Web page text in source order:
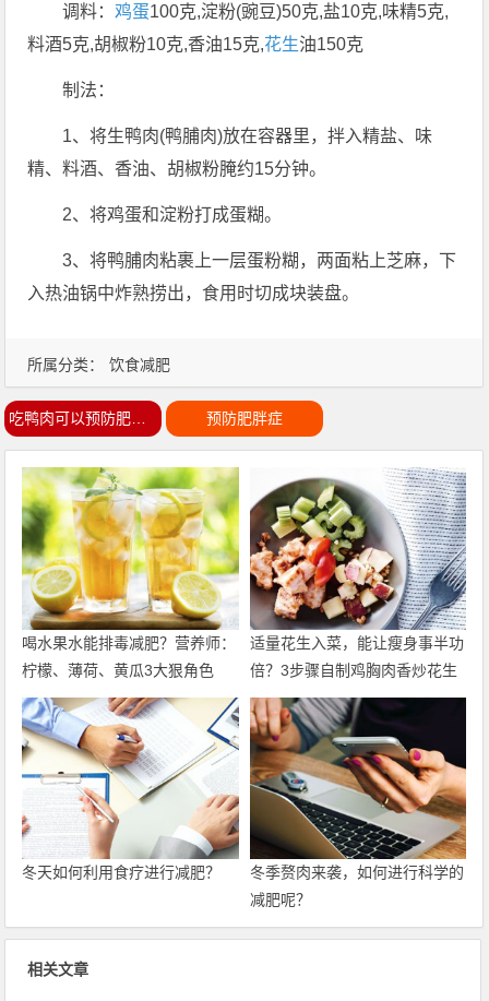
所属分类： 饮食减肥
调料：鸡蛋100克,淀粉(豌豆)50克,盐10克,味精5克,
料酒5克,胡椒粉10克,香油15克,花生油150克
制法：
1、将生鸭肉(鸭脯肉)放在容器里，拌入精盐、味
精、料酒、香油、胡椒粉腌约15分钟。
2、将鸡蛋和淀粉打成蛋糊。
3、将鸭脯肉粘裹上一层蛋粉糊，两面粘上芝麻，下
入热油锅中炸熟捞出，食用时切成块装盘。
预防肥胖症
喝水果水能排毒减肥？营养师：
柠檬、薄荷、黄瓜3大狠角色
适量花生入菜，能让瘦身事半功
倍？3步骤自制鸡胸肉香炒花生
冬天如何利用食疗进行减肥？
冬季赘肉来袭，如何进行科学的
减肥呢？
相关文章